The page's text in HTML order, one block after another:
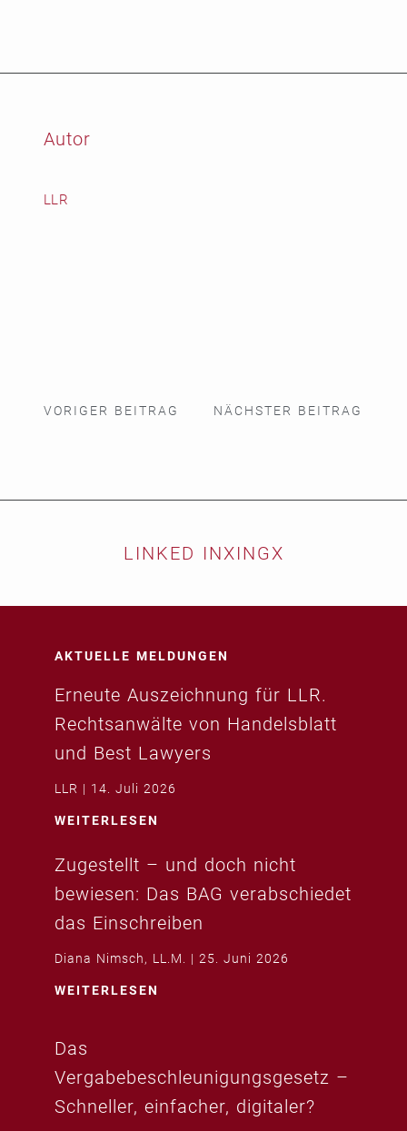
Autor
LLR
VORIGER BEITRAG NÄCHSTER BEITRAG
LINKED INXINGX
AKTUELLE MELDUNGEN
Erneute Auszeichnung für LLR.
Rechtsanwälte von Handelsblatt
und Best Lawyers
LLR 14. Juli 2026
WEITERLESEN
Zugestellt – und doch nicht
bewiesen: Das BAG verabschiedet
das Einschreiben
Diana Nimsch, LL.M. 25. Juni 2026
WEITERLESEN
Das
Vergabebeschleunigungsgesetz –
Schneller, einfacher, digitaler?